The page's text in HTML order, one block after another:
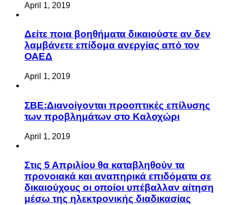
April 1, 2019
Δείτε ποια βοηθήματα δικαιούστε αν δεν
λαμβάνετε επίδομα ανεργίας από τον
ΟΑΕΔ
April 1, 2019
ΣΒΕ:Διανοίγονται προοπτικές επίλυσης
των προβλημάτων στο Καλοχώρι
April 1, 2019
Στις 5 Απριλίου θα καταβληθούν τα
προνοιακά και αναπηρικά επιδόματα σε
δικαιούχους οι οποίοι υπέβαλλαν αίτηση
μέσω της ηλεκτρονικής διαδικασίας